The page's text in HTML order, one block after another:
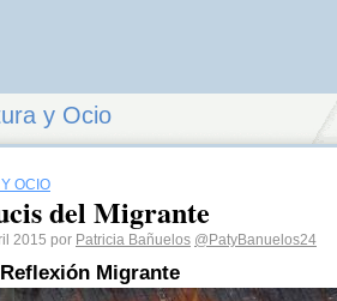
y Ocio
OCIO
del Migrante
2015 por Patricia Bañuelos @PatyBanuelos24
Migrante